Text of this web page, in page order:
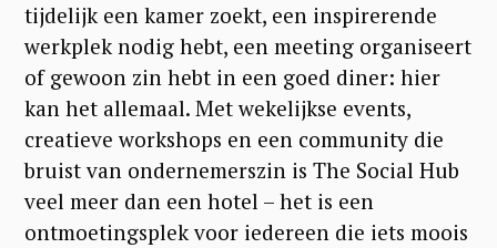
tijdelijk een kamer zoekt, een inspirerende
werkplek nodig hebt, een meeting organiseert
of gewoon zin hebt in een goed diner: hier
kan het allemaal. Met wekelijkse events,
creatieve workshops en een community die
bruist van ondernemerszin is The Social Hub
veel meer dan een hotel – het is een
ontmoetingsplek voor iedereen die iets moois